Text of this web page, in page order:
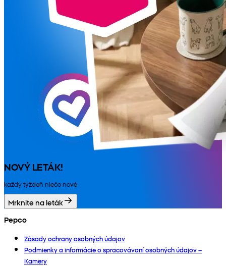
NOVÝ LETÁK!
každý týždeň niečo nové
Mrknite na leták
Pepco
Zásady ochrany osobných údajov
Podmienky a informácie o spracovávaní osobných údajov –
Kamery